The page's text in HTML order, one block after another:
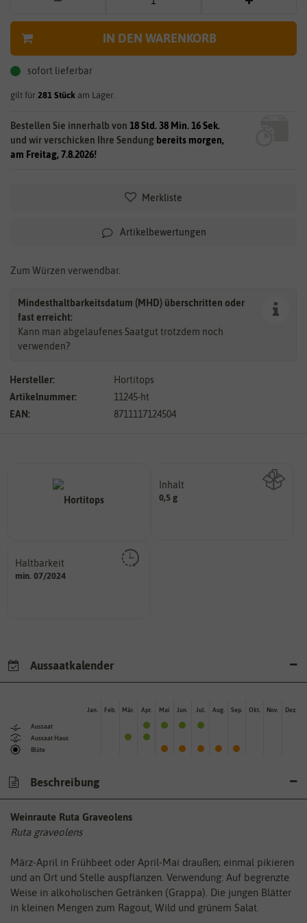
IN DEN WARENKORB
sofort lieferbar
gilt für 281 Stück am Lager.
Bestellen Sie innerhalb von 18 Std. 38 Min. 16 Sek.
und wir verschicken Ihre Sendung bereits morgen,
am Freitag, 7.8.2026!
Merkliste
Artikelbewertungen
Zum Würzen verwendbar.
Mindesthaltbarkeitsdatum (MHD) überschritten oder
fast erreicht:
Kann man abgelaufenes Saatgut trotzdem noch
verwenden?
Hersteller:
Hortitops
Artikelnummer:
11245-ht
EAN:
8711117124504
Inhalt
0,5 g
Haltbarkeit
min. 07/2024
und Pflanzgut sehr gut keimen
sollte.
Aussaatkalender
Aussaat
Aussaat Haus
Blüte
Jan. Feb. Mär. Apr. Mai Jun. Jul. Aug. Sep. Okt. Nov. Dez.
Beschreibung
Weinraute Ruta Graveolens
Ruta graveolens
März-April in Frühbeet oder April-Mai draußen; einmal pikieren
und an Ort und Stelle auspflanzen. Verwendung: Auf begrenzte
Weise in alkoholischen Getränken (Grappa). Die jungen Blätter
in kleinen Mengen zum Ragout, Wild und grünem Salat.